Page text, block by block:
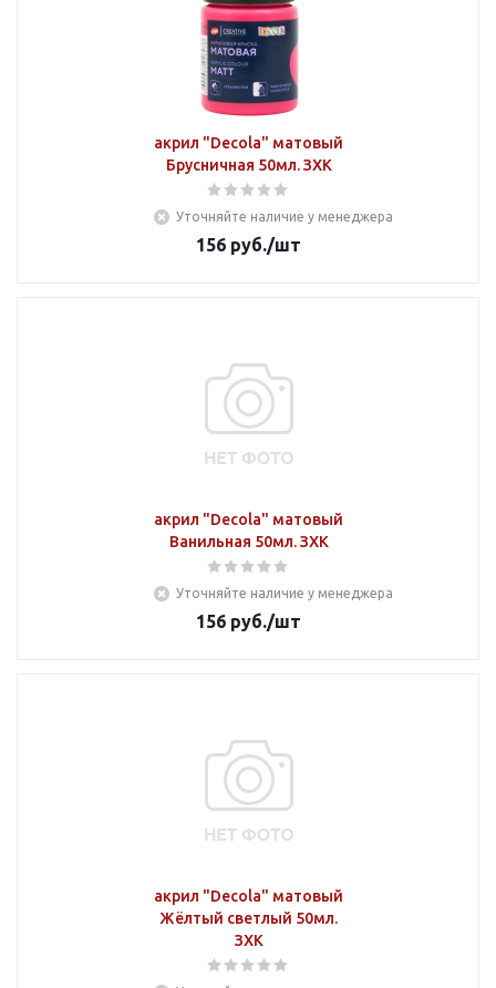
акрил "Decola" матовый
Брусничная 50мл. ЗХК
Уточняйте наличие у менеджера
156 руб./шт
акрил "Decola" матовый
Ванильная 50мл. ЗХК
Уточняйте наличие у менеджера
156 руб./шт
акрил "Decola" матовый
Жёлтый светлый 50мл.
ЗХК